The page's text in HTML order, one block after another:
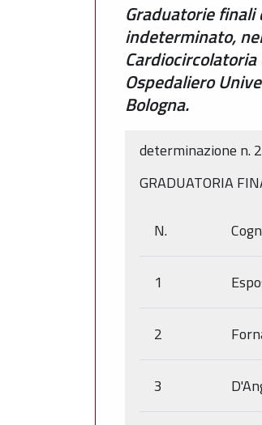
Graduatorie
indeterminato,
Cardiocircolatoria
Ospedaliero
Bologna.
determinazione n.
GRADUATORIA
N.
1
2
3